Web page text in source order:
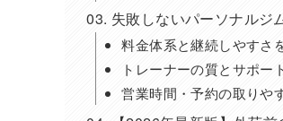
失敗しないパーソナルジ
料金体系と継続しやすさ
トレーナーの質とサポー
営業時間・予約の取りや